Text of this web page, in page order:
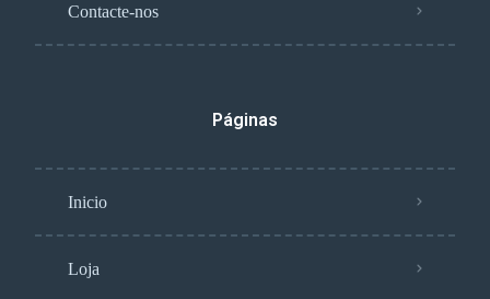
Contacte-nos
Páginas
Inicio
Loja